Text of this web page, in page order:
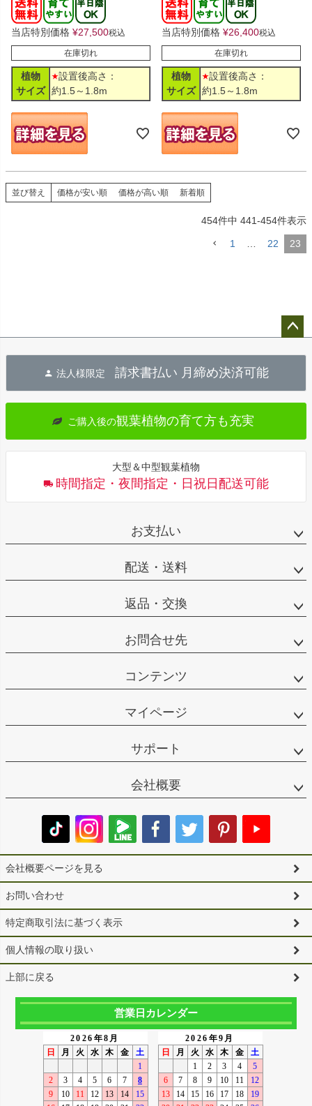
当店特別価格 ¥27,500税込
在庫切れ
植物
サイズ
設置後高さ：
約1.5～1.8m
当店特別価格 ¥26,400税込
在庫切れ
植物
サイズ
設置後高さ：
約1.5～1.8m
並び替え 価格が安い順 価格が高い順 新着順
454件中 441-454件表示
1 22 23
へ
法人様限定 請求書払い 月締め決済可能
ご購入後の観葉植物の育て方も充実
大型＆中型観葉植物
時間指定・夜間指定・日祝日配送可能
お支払い
配送・送料
返品・交換
お問合せ先
コンテンツ
マイページ
サポート
会社概要
会社概要ページを見る
お問い合わせ
特定商取引法に基づく表示
個人情報の取り扱い
上部に戻る
営業日カレンダー